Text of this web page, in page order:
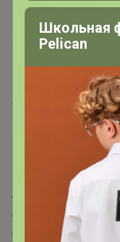
Здравствуйте,
поставить
это не страшно,
оборота, а не
Если собирать
на подоходный,
Как выглядит
Опишу на своем
чему). Я обязан
установленным
Школьная
Pelican